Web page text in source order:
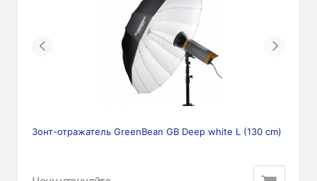
Previous Next
Зонт-отражатель GreenBean GB Deep white L (130 cm)